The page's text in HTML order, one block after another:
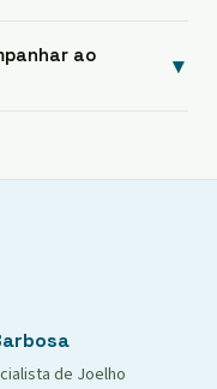
ao
▾
de Joelho